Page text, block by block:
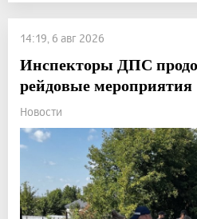
14:19, 6 авг 2026
Инспекторы ДПС
рейдовые мероприятия
Новости